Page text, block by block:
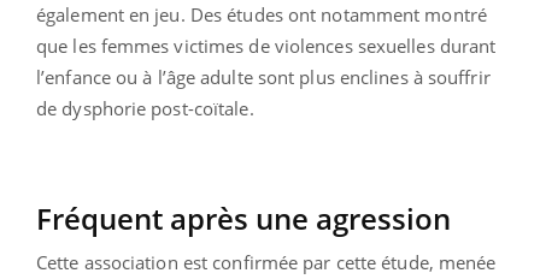
également en jeu. Des études ont notamment montré
que les femmes victimes de violences sexuelles durant
l’enfance ou à l’âge adulte sont plus enclines à souffrir
de dysphorie post-coïtale.
Fréquent après une agression
Cette association est confirmée par cette étude, menée